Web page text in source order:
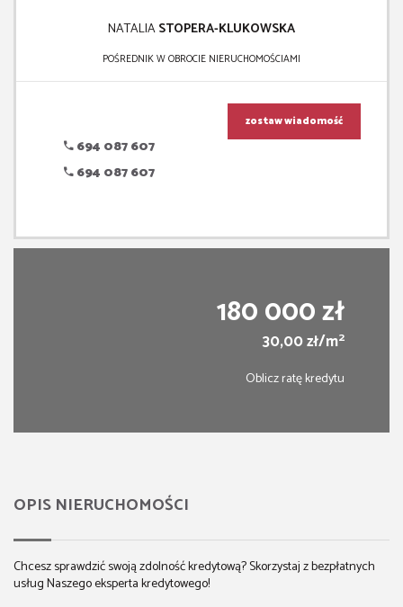
NATALIASTOPERA-KLUKOWSKA
POŚREDNIK W OBROCIE NIERUCHOMOŚCIAMI
694 087 607
694 087 607
zostaw wiadomość
180 000 zł
30,00 zł/m2
Oblicz ratę kredytu
OPIS NIERUCHOMOŚCI
Chcesz sprawdzić swoją zdolność kredytową? Skorzystaj z bezpłatnych
usług Naszego eksperta kredytowego!